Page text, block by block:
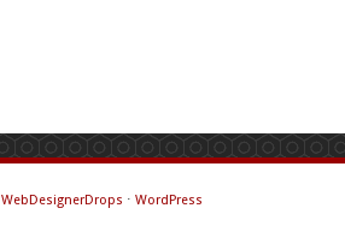
WebDesignerDrops ⋅ WordPress